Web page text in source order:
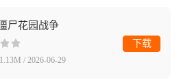
尸花园战争
/ 2026-06-29
下载